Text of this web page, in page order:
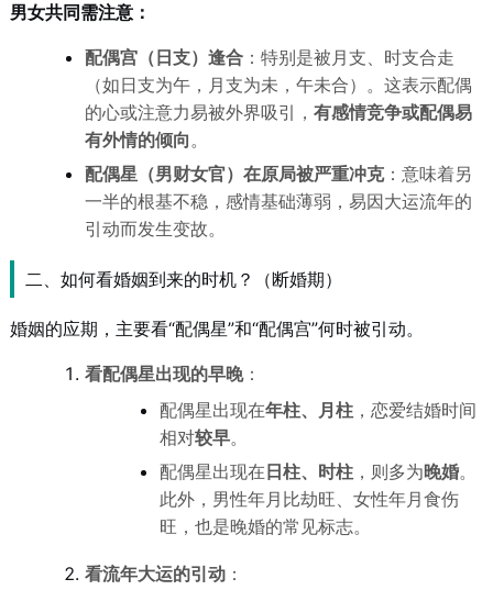
男女共同需注意：
配偶宫（日支）逢合：特别是被月支、时支合走
（如日支为午，月支为未，午未合）。这表示配偶
的心或注意力易被外界吸引， 有感情竞争或配偶易
有外情的倾向。
配偶星（男财女官）在原局被严重冲克：意味着另
一半的根基不稳，感情基础薄弱，易因大运流年的
引动而发生变故。
二、如何看婚姻到来的时机？（断婚期）
婚姻的应期，主要看“配偶星”和“配偶宫”何时被引动。
看配偶星出现的早晚：
配偶星出现在年柱、月柱，恋爱结婚时间
相对较早。
配偶星出现在 日柱、时柱，则多为晚婚。
此外，男性年月比劫旺、女性年月食伤
旺，也是晚婚的常见标志。
看流年大运的引动：